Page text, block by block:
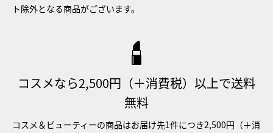
ト除外となる商品がございます。
コスメなら2,500円（＋消費税）以上で送料
無料
コスメ＆ビューティーの商品はお届け先1件につき2,500円（＋消